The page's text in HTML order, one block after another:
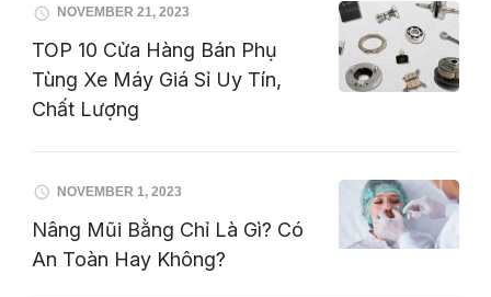
NOVEMBER 21, 2023
TOP 10 Cửa Hàng Bán Phụ
Tùng Xe Máy Giá Sỉ Uy Tín,
Chất Lượng
NOVEMBER 1, 2023
Nâng Mũi Bằng Chỉ Là Gì? Có
An Toàn Hay Không?